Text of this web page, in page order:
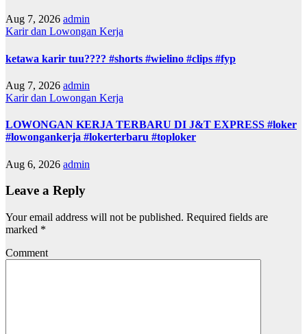
Aug 7, 2026 admin
Karir dan Lowongan Kerja
ketawa karir tuu???? #shorts #wielino #clips #fyp
Aug 7, 2026 admin
Karir dan Lowongan Kerja
LOWONGAN KERJA TERBARU DI J&T EXPRESS #loker
#lowongankerja #lokerterbaru #toploker
Aug 6, 2026 admin
Leave a Reply
Your email address will not be published. Required fields are
marked *
Comment